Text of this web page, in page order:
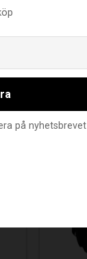
på nyhetsbrevet